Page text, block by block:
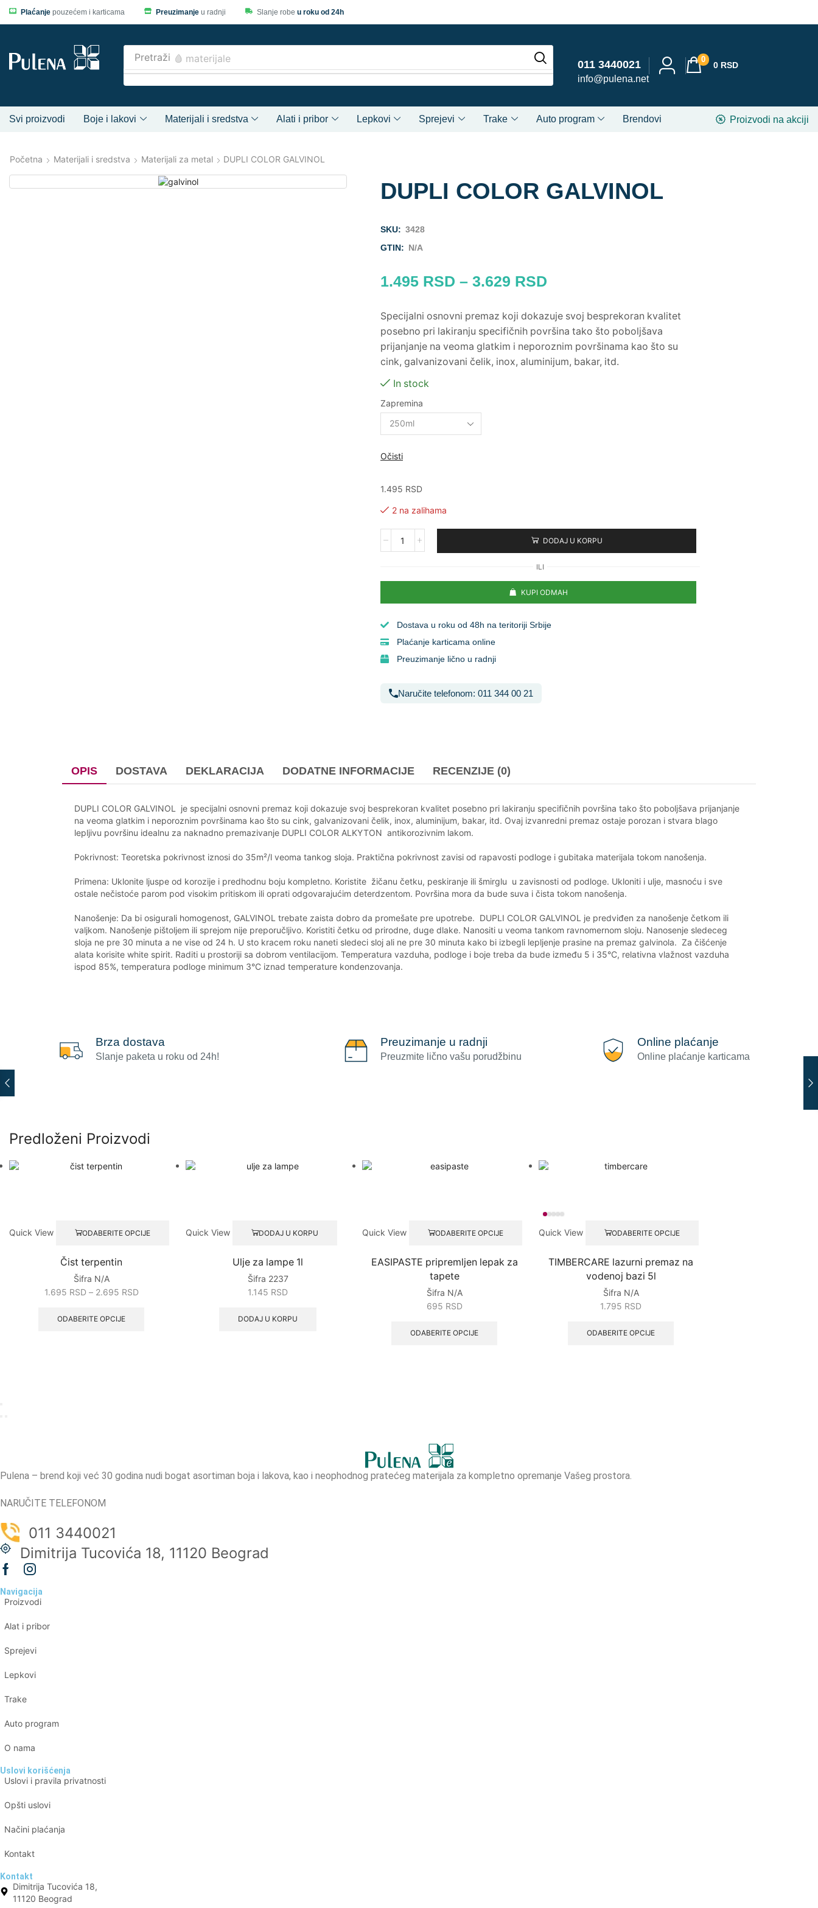
Plaćanje pouzećem i karticama Preuzimanje u radnji Slanje robe u roku od 24h
Pretraži 🩸 materijale
011 3440021
info@pulena.net
0
0 RSD
Svi proizvodi Boje i lakovi Materijali i sredstva Alati i pribor Lepkovi Sprejevi Trake Auto program Brendovi Proizvodi na akciji
Početna Materijali i sredstva Materijali za metal DUPLI COLOR GALVINOL
DUPLI COLOR GALVINOL
SKU: 3428
GTIN: N/A
1.495 RSD – 3.629 RSD
Specijalni osnovni premaz koji dokazuje svoj besprekoran kvalitet
posebno pri lakiranju specifičnih površina tako što poboljšava
prijanjanje na veoma glatkim i neporoznim površinama kao što su
cink, galvanizovani čelik, inox, aluminijum, bakar, itd.
In stock
Zapremina
Očisti
1.495 RSD
2 na zalihama
DODAJ U KORPU
ILI
KUPI ODMAH
Dostava u roku od 48h na teritoriji Srbije
Plaćanje karticama online
Preuzimanje lično u radnji
Naručite telefonom: 011 344 00 21
OPIS DOSTAVA DEKLARACIJA DODATNE INFORMACIJE RECENZIJE (0)
DUPLI COLOR GALVINOL je specijalni osnovni premaz koji dokazuje svoj besprekoran kvalitet posebno pri lakiranju specifičnih površina tako što poboljšava prijanjanje
na veoma glatkim i neporoznim površinama kao što su cink, galvanizovani čelik, inox, aluminijum, bakar, itd. Ovaj izvanredni premaz ostaje porozan i stvara blago
lepljivu površinu idealnu za naknadno premazivanje DUPLI COLOR ALKYTON antikorozivnim lakom.
Pokrivnost: Teoretska pokrivnost iznosi do 35m²/l veoma tankog sloja. Praktična pokrivnost zavisi od rapavosti podloge i gubitaka materijala tokom nanošenja.
Primena: Uklonite ljuspe od korozije i predhodnu boju kompletno. Koristite žičanu četku, peskiranje ili šmirglu u zavisnosti od podloge. Ukloniti i ulje, masnoću i sve
ostale nečistoće parom pod visokim pritiskom ili oprati odgovarajućim deterdzentom. Površina mora da bude suva i čista tokom nanošenja.
Nanošenje: Da bi osigurali homogenost, GALVINOL trebate zaista dobro da promešate pre upotrebe. DUPLI COLOR GALVINOL je predviđen za nanošenje četkom ili
valjkom. Nanošenje pištoljem ili sprejom nije preporučljivo. Koristiti četku od prirodne, duge dlake. Nanositi u veoma tankom ravnomernom sloju. Nanosenje sledeceg
sloja ne pre 30 minuta a ne vise od 24 h. U sto kracem roku naneti sledeci sloj ali ne pre 30 minuta kako bi izbegli lepljenje prasine na premaz galvinola. Za čišćenje
alata korisite white spirit. Raditi u prostoriji sa dobrom ventilacijom. Temperatura vazduha, podloge i boje treba da bude između 5 i 35°C, relativna vlažnost vazduha
ispod 85%, temperatura podloge minimum 3°C iznad temperature kondenzovanja.
Brza dostava
Slanje paketa u roku od 24h!
Preuzimanje u radnji
Preuzmite lično vašu porudžbinu
Online plaćanje
Online plaćanje karticama
Predloženi Proizvodi
Quick View ODABERITE OPCIJE
Čist terpentin
Šifra N/A
1.695 RSD – 2.695 RSD
ODABERITE OPCIJE
Quick View DODAJ U KORPU
Ulje za lampe 1l
Šifra 2237
1.145 RSD
DODAJ U KORPU
Quick View ODABERITE OPCIJE
EASIPASTE pripremljen lepak za
tapete
Šifra N/A
695 RSD
ODABERITE OPCIJE
Quick View ODABERITE OPCIJE
TIMBERCARE lazurni premaz na
vodenoj bazi 5l
Šifra N/A
1.795 RSD
ODABERITE OPCIJE
Pulena – brend koji već 30 godina nudi bogat asortiman boja i lakova, kao i neophodnog pratećeg materijala za kompletno opremanje Vašeg prostora.
NARUČITE TELEFONOM
011 3440021
Dimitrija Tucovića 18, 11120 Beograd
Navigacija
Proizvodi
Alat i pribor
Sprejevi
Lepkovi
Trake
Auto program
O nama
Uslovi korišćenja
Uslovi i pravila privatnosti
Opšti uslovi
Načini plaćanja
Kontakt
Kontakt
Dimitrija Tucovića 18,
11120 Beograd